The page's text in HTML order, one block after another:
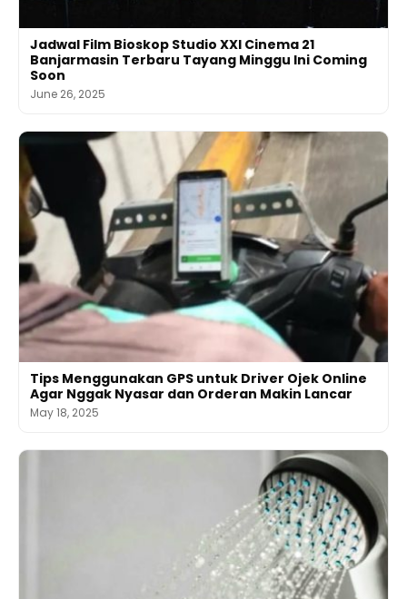
Jadwal Film Bioskop Studio XXI Cinema 21
Banjarmasin Terbaru Tayang Minggu Ini Coming
Soon
June 26, 2025
Tips Menggunakan GPS untuk Driver Ojek Online
Agar Nggak Nyasar dan Orderan Makin Lancar
May 18, 2025